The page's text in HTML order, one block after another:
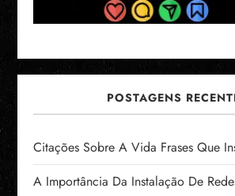
POSTAGENS
Citações Sobre A Vida Frases Que
A Importância Da Instalação De